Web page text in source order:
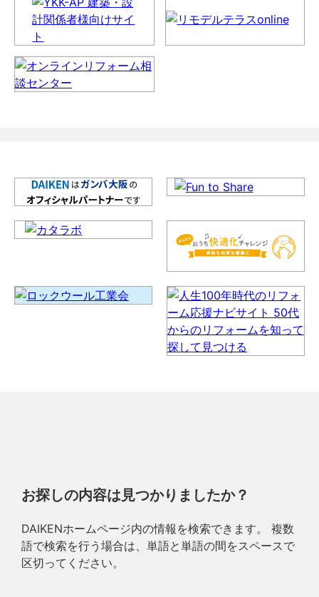
お探しの内容は見つかりましたか？
DAIKENホームページ内の情報を検索できます。 複数
語で検索を行う場合は、単語と単語の間をスペースで
区切ってください。